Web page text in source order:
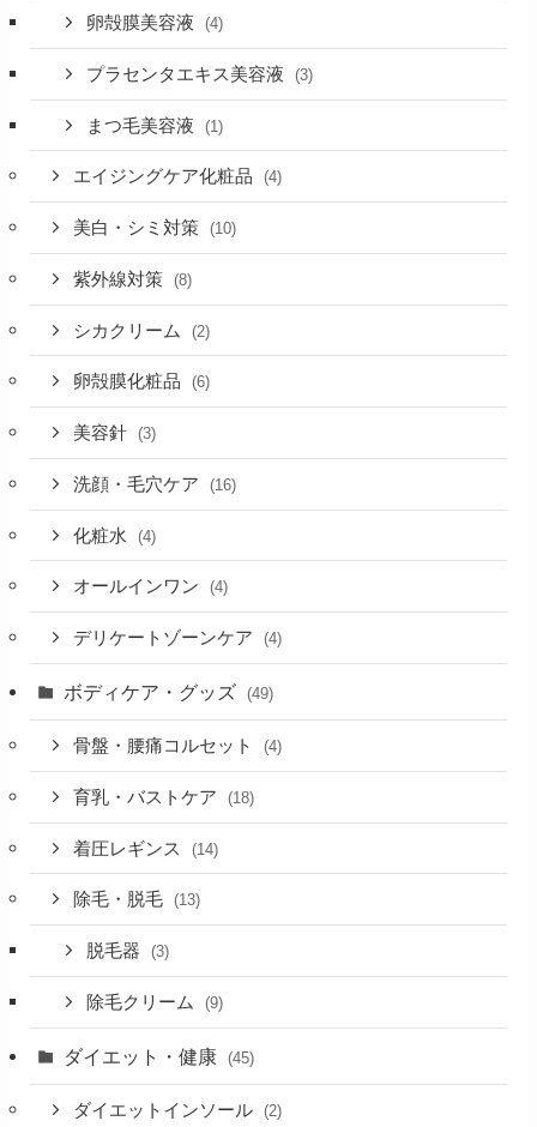
卵殻膜美容液 (4)
プラセンタエキス美容液 (3)
まつ毛美容液 (1)
エイジングケア化粧品 (4)
美白・シミ対策 (10)
紫外線対策 (8)
シカクリーム (2)
卵殻膜化粧品 (6)
美容針 (3)
洗顔・毛穴ケア (16)
化粧水 (4)
オールインワン (4)
デリケートゾーンケア (4)
ボディケア・グッズ (49)
骨盤・腰痛コルセット (4)
育乳・バストケア (18)
着圧レギンス (14)
除毛・脱毛 (13)
脱毛器 (3)
除毛クリーム (9)
ダイエット・健康 (45)
ダイエットインソール (2)